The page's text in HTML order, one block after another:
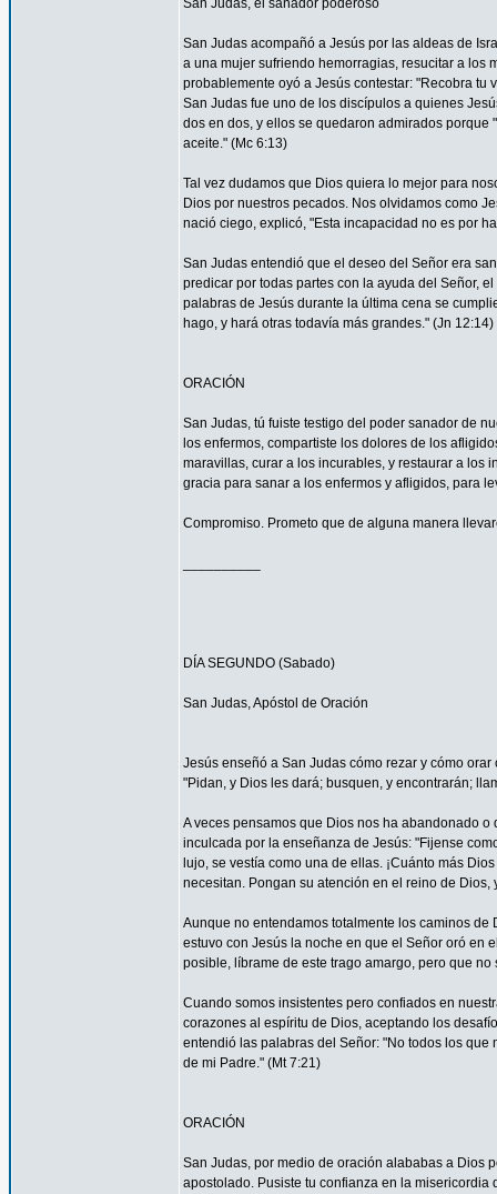
San Judas, el sanador poderoso
San Judas acompañó a Jesús por las aldeas de
a una mujer sufriendo hemorragias, resucitar a los
probablemente oyó a Jesús contestar: "Recobra tu
San Judas fue uno de los discípulos a quienes
dos en dos, y ellos se quedaron admirados
aceite." (Mc 6:13)
Tal vez dudamos que Dios quiera lo mejor para
Dios por nuestros pecados. Nos olvidamos como
nació ciego, explicó, "Esta incapacidad no es por
San Judas entendió que el deseo del Señor era
predicar por todas partes con la ayuda del Señor,
palabras de Jesús durante la última cena se
hago, y hará otras todavía más grandes." (Jn 12:14)
ORACIÓN
San Judas, tú fuiste testigo del poder sanador de
los enfermos, compartiste los dolores de los
maravillas, curar a los incurables, y restaurar a los
gracia para sanar a los enfermos y afligidos, para
Compromiso. Prometo que de alguna manera
DÍA SEGUNDO (Sabado)
San Judas, Apóstol de Oración
Jesús enseñó a San Judas cómo rezar y cómo
"Pidan, y Dios les dará; busquen, y encontrarán;
A veces pensamos que Dios nos ha abandonado
inculcada por la enseñanza de Jesús: "Fijense
lujo, se vestía como una de ellas. ¡Cuánto más
necesitan. Pongan su atención en el reino de
Aunque no entendamos totalmente los caminos
estuvo con Jesús la noche en que el Señor oró en
posible, líbrame de este trago amargo, pero que
Cuando somos insistentes pero confiados en
corazones al espíritu de Dios, aceptando los
entendió las palabras del Señor: "No todos los
de mi Padre." (Mt 7:21)
ORACIÓN
San Judas, por medio de oración alababas a Dios
apostolado. Pusiste tu confianza en la